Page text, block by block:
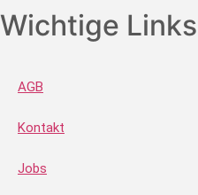
Wichtige Links
AGB
Kontakt
Jobs